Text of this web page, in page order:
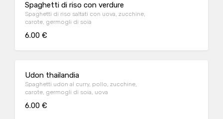
Spaghetti di riso con verdure
Spaghetti di riso saltati con uova, zucchine,
carote, germogli di soia
6.00 €
Udon thailandia
Spaghetti udon al curry, pollo, zucchine,
carote, germogli di soia, uova
6.00 €